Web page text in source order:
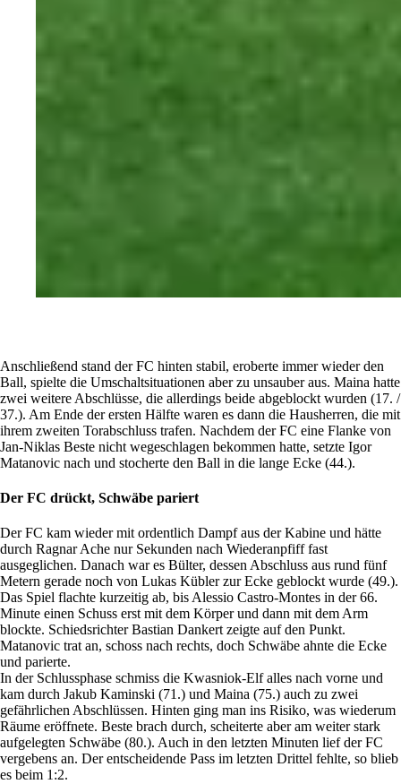
Anschließend stand der FC hinten stabil, eroberte immer wieder den
Ball, spielte die Umschaltsituationen aber zu unsauber aus. Maina hatte
zwei weitere Abschlüsse, die allerdings beide abgeblockt wurden (17. /
37.). Am Ende der ersten Hälfte waren es dann die Hausherren, die mit
ihrem zweiten Torabschluss trafen. Nachdem der FC eine Flanke von
Jan-Niklas Beste nicht wegeschlagen bekommen hatte, setzte Igor
Matanovic nach und stocherte den Ball in die lange Ecke (44.).
Der FC drückt, Schwäbe pariert
Der FC kam wieder mit ordentlich Dampf aus der Kabine und hätte
durch Ragnar Ache nur Sekunden nach Wiederanpfiff fast
ausgeglichen. Danach war es Bülter, dessen Abschluss aus rund fünf
Metern gerade noch von Lukas Kübler zur Ecke geblockt wurde (49.).
Das Spiel flachte kurzeitig ab, bis Alessio Castro-Montes in der 66.
Minute einen Schuss erst mit dem Körper und dann mit dem Arm
blockte. Schiedsrichter Bastian Dankert zeigte auf den Punkt.
Matanovic trat an, schoss nach rechts, doch Schwäbe ahnte die Ecke
und parierte.
In der Schlussphase schmiss die Kwasniok-Elf alles nach vorne und
kam durch Jakub Kaminski (71.) und Maina (75.) auch zu zwei
gefährlichen Abschlüssen. Hinten ging man ins Risiko, was wiederum
Räume eröffnete. Beste brach durch, scheiterte aber am weiter stark
aufgelegten Schwäbe (80.). Auch in den letzten Minuten lief der FC
vergebens an. Der entscheidende Pass im letzten Drittel fehlte, so blieb
es beim 1:2.